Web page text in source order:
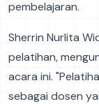
pembelajaran.
Sherrin Nurlita
pelatihan,
acara ini.
sebagai dosen